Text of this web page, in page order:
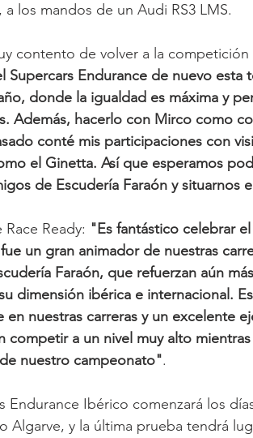
a los mandos de un Audi RS3 LMS.
contento de volver a la competición
Endurance de nuevo esta
donde la igualdad es máxima y
Además, hacerlo con Mirco como
conté mis participaciones con
el Ginetta. Así que esperamos
de Escudería Faraón y situarnos
Ready: "Es fantástico celebrar
un gran animador de nuestras
Faraón, que refuerzan aún
dimensión ibérica e internacional.
nuestras carreras y un excelente
competir a un nivel muy alto
nuestro campeonato".
Endurance Ibérico comenzará los
y la última prueba tendrá